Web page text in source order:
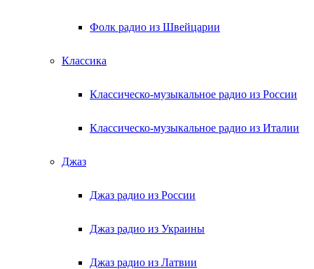
Фолк радио из Швейцарии
Классика
Классическо-музыкальное радио из России
Классическо-музыкальное радио из Италии
Джаз
Джаз радио из России
Джаз радио из Украины
Джаз радио из Латвии